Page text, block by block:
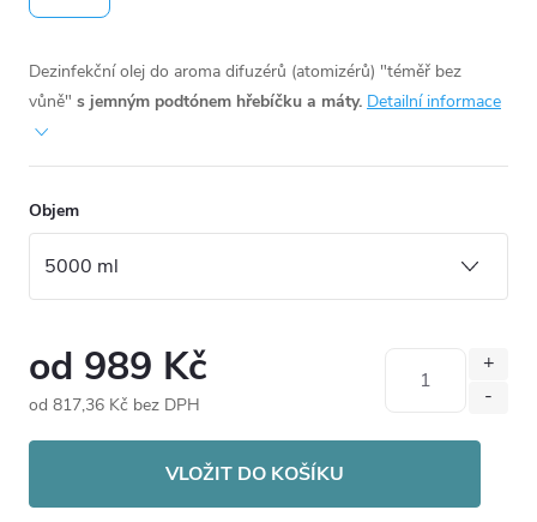
Dezinfekční olej do aroma difuzérů (atomizérů) "téměř bez
vůně" s jemným podtónem hřebíčku a máty. Detailní informace
Objem
od 989 Kč
od 817,36 Kč bez DPH
VLOŽIT DO KOŠÍKU